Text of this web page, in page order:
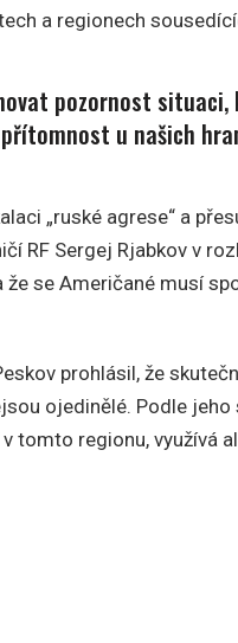
a regionech
pozornost
u našich
„ruské agrese“ a
RF Sergej Rjabkov v
že se Američané musí
prohlásil, že
ojedinělé. Podle
tomto regionu, využívá